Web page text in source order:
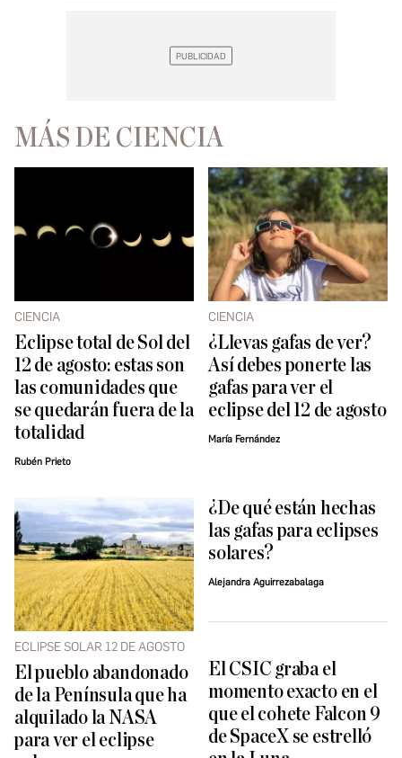
MÁS DE CIENCIA
CIENCIA
Eclipse total de Sol del
12 de agosto: estas son
las comunidades que
se quedarán fuera de la
totalidad
Rubén Prieto
CIENCIA
¿Llevas gafas de ver?
Así debes ponerte las
gafas para ver el
eclipse del 12 de agosto
María Fernández
ECLIPSE SOLAR 12 DE AGOSTO
El pueblo abandonado
de la Península que ha
alquilado la NASA
para ver el eclipse
¿De qué están hechas
las gafas para eclipses
solares?
Alejandra Aguirrezabalaga
El CSIC graba el
momento exacto en el
que el cohete Falcon 9
de SpaceX se estrelló